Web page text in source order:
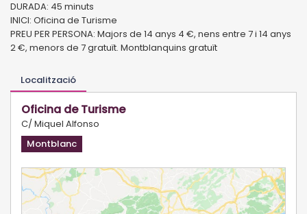
DURADA: 45 minuts
INICI: Oficina de Turisme
PREU PER PERSONA: Majors de 14 anys 4 €, nens entre 7 i 14 anys
2 €, menors de 7 gratuït. Montblanquins gratuït
Localització
Oficina de Turisme
C/ Miquel Alfonso
Montblanc